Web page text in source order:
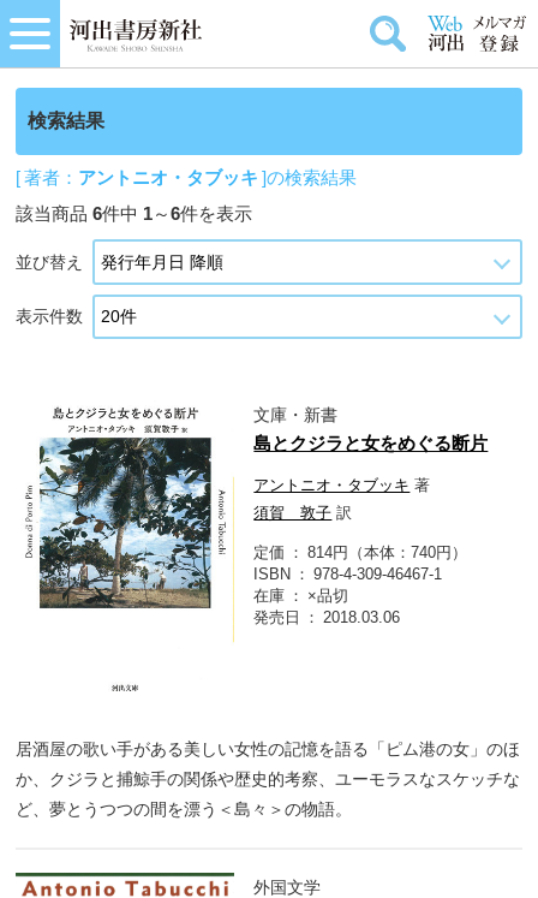
検索結果
[ 著者： アントニオ・タブッキ ]の検索結果
該当商品6件中 1～6件を表示
並び替え
表示件数
文庫・新書
島とクジラと女をめぐる断片
アントニオ・タブッキ 著
須賀 敦子 訳
定価
814円（本体：740円）
ISBN
978-4-309-46467-1
在庫
×品切
発売日
2018.03.06
居酒屋の歌い手がある美しい女性の記憶を語る「ピム港の女」のほ
か、クジラと捕鯨手の関係や歴史的考察、ユーモラスなスケッチな
ど、夢とうつつの間を漂う＜島々＞の物語。
外国文学